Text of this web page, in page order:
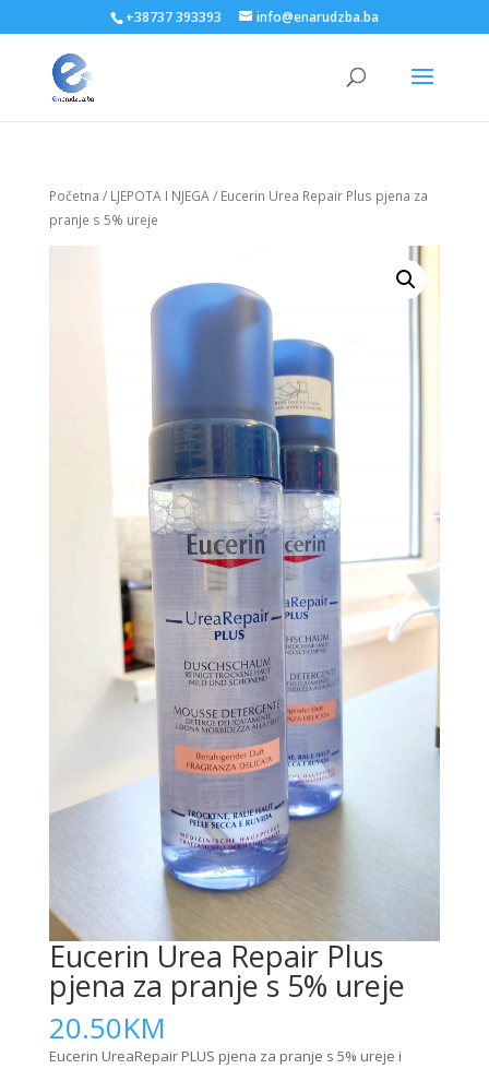
+38737 393393 info@enarudzba.ba
Početna / LJEPOTA I NJEGA/ Eucerin Urea Repair Plus pjena za
pranje s 5% ureje
Eucerin Urea Repair Plus
pjena za pranje s 5% ureje
20.50KM
Eucerin UreaRepair PLUS pjena za pranje s 5% ureje i